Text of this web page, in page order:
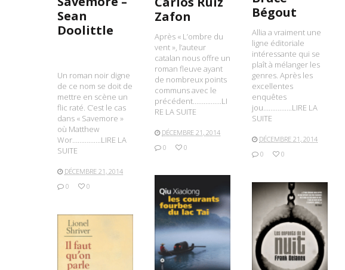
Sean
Doolittle
Un roman noir digne
de ce nom se doit de
mettre en scène un
flic raté. C’est le cas
dans « Savemore »
où Matthew
Wor…………….LIRE LA
SUITE
DÉCEMBRE 21, 2014
0
0
Zafon
Après « L’ombre du
vent », l’auteur
catalan nous offre un
roman fleuve ayant
de nombreux points
communs avec le
précédent…………….LI
RE LA SUITE
DÉCEMBRE 21, 2014
0
0
Bégout
Allia a vraiment une
ligne éditoriale
intéressante qui se
plaît à mélanger les
genres. Après les
excellentes
enquêtes
jou…………….LIRE LA
SUITE
DÉCEMBRE 21, 2014
0
0
LIRE LA SUITE
LIRE LA SUITE